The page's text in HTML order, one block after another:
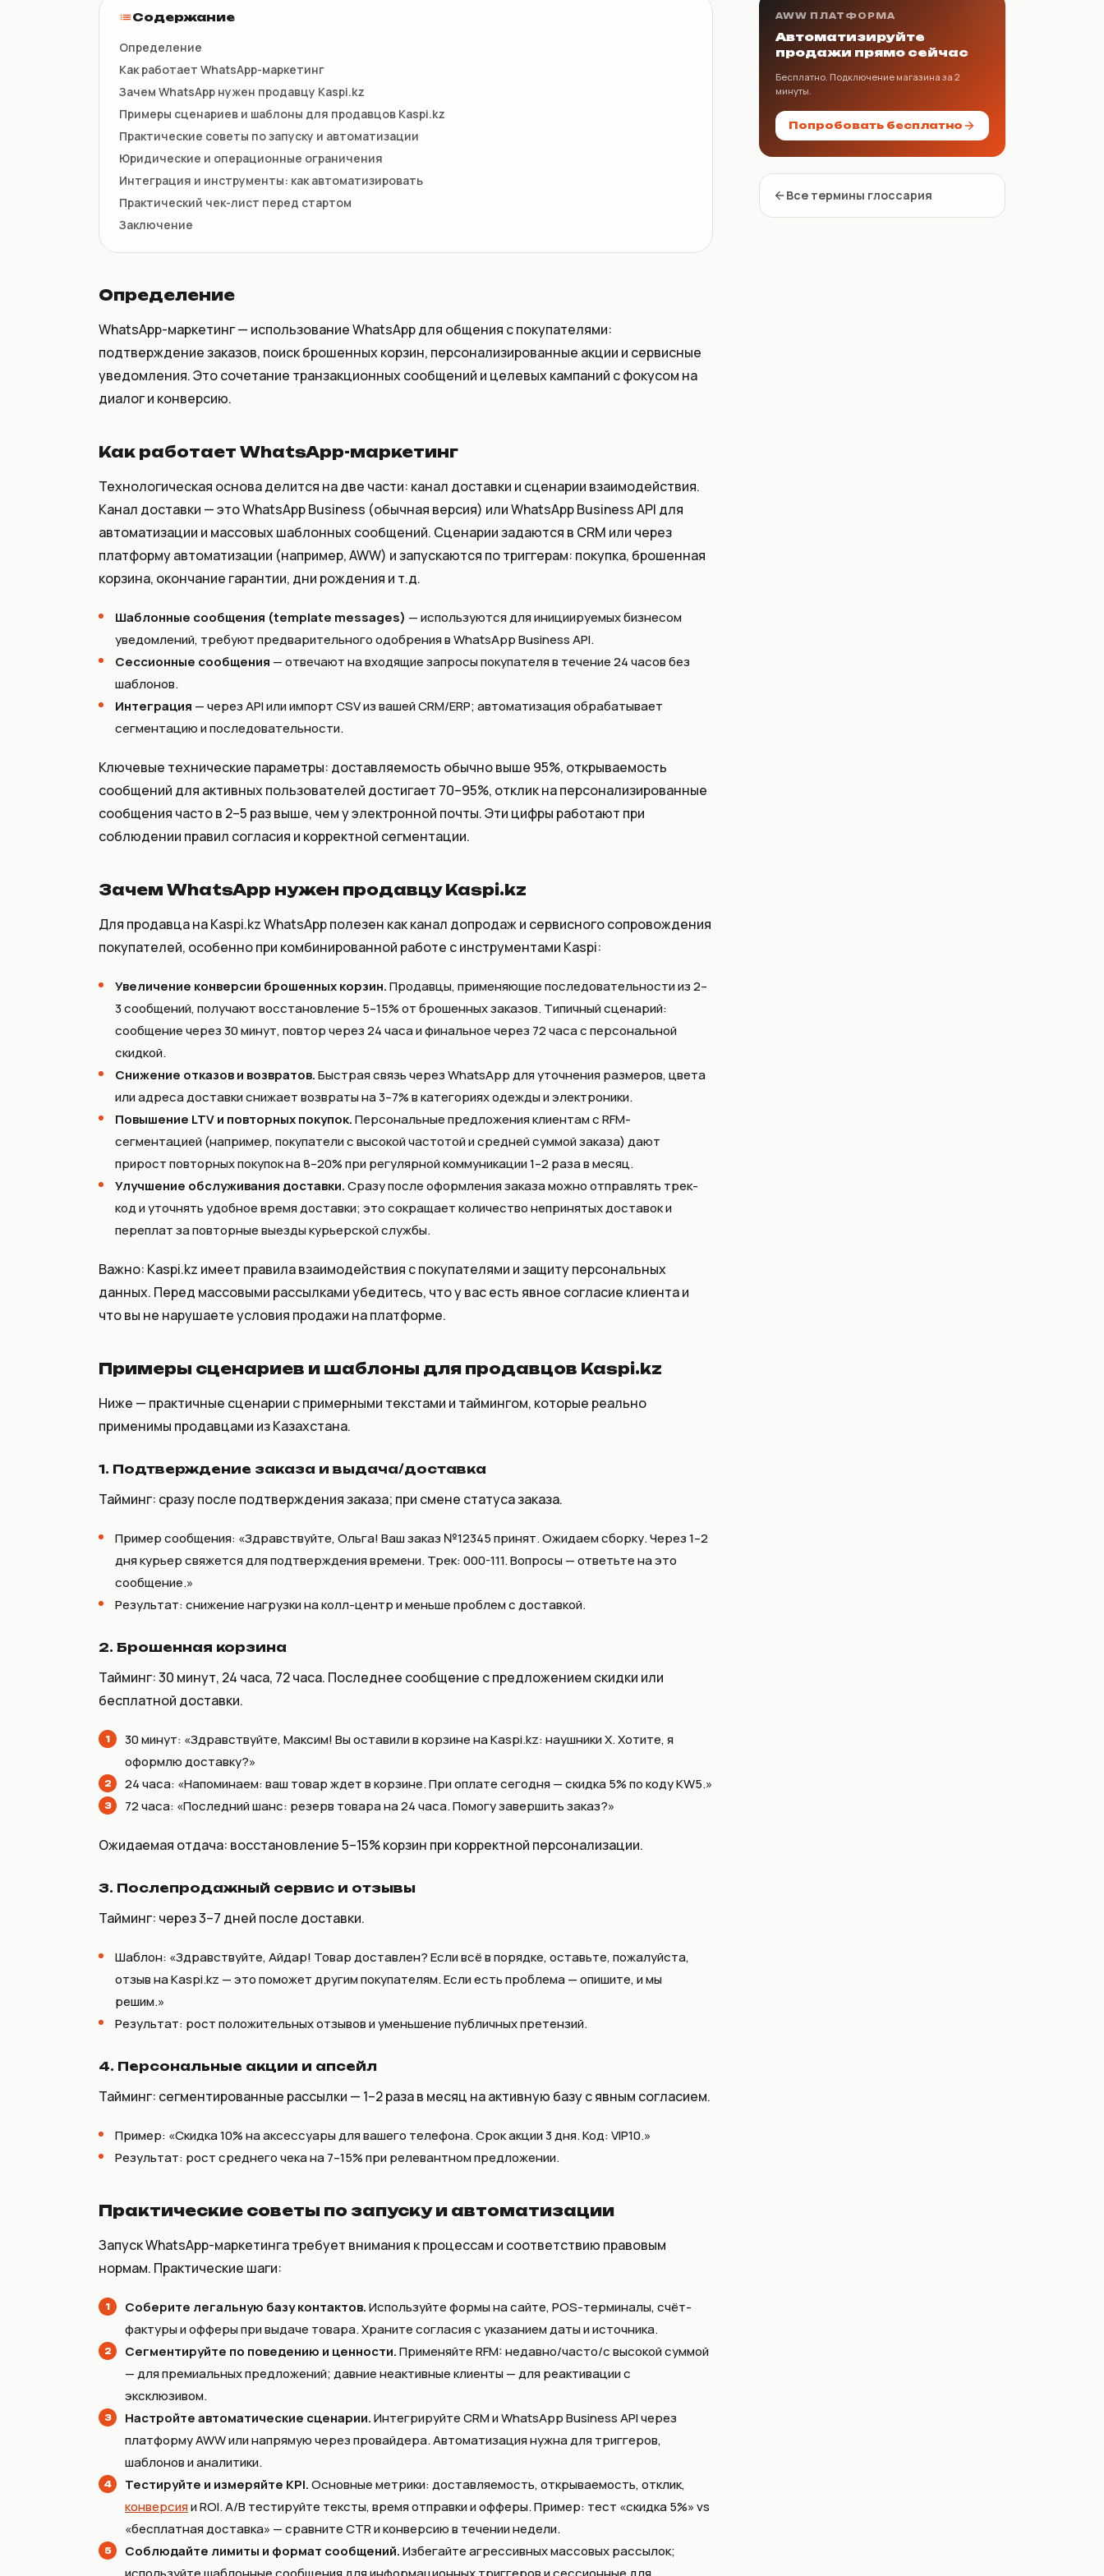
НКТ / NTIN
июля
Содержание
Определение
Как работает WhatsApp-маркетинг
Зачем WhatsApp нужен продавцу Kaspi.kz
Примеры сценариев и шаблоны для продавцов Kaspi.kz
Практические советы по запуску и автоматизации
Юридические и операционные ограничения
Интеграция и инструменты: как автоматизировать
Практический чек-лист перед стартом
Заключение
Определение
WhatsApp-маркетинг — использование WhatsApp для общения с покупателями:
подтверждение заказов, поиск брошенных корзин, персонализированные акции и сервисные
уведомления. Это сочетание транзакционных сообщений и целевых кампаний с фокусом на
диалог и конверсию.
Как работает WhatsApp-маркетинг
Технологическая основа делится на две части: канал доставки и сценарии взаимодействия.
Канал доставки — это WhatsApp Business (обычная версия) или WhatsApp Business API для
автоматизации и массовых шаблонных сообщений. Сценарии задаются в CRM или через
платформу автоматизации (например, AWW) и запускаются по триггерам: покупка, брошенная
корзина, окончание гарантии, дни рождения и т.д.
Шаблонные сообщения (template messages) — используются для инициируемых бизнесом
уведомлений, требуют предварительного одобрения в WhatsApp Business API.
Сессионные сообщения — отвечают на входящие запросы покупателя в течение 24 часов без
шаблонов.
Интеграция — через API или импорт CSV из вашей CRM/ERP; автоматизация обрабатывает
сегментацию и последовательности.
Ключевые технические параметры: доставляемость обычно выше 95%, открываемость
сообщений для активных пользователей достигает 70–95%, отклик на персонализированные
сообщения часто в 2–5 раз выше, чем у электронной почты. Эти цифры работают при
соблюдении правил согласия и корректной сегментации.
Зачем WhatsApp нужен продавцу Kaspi.kz
Для продавца на Kaspi.kz WhatsApp полезен как канал допродаж и сервисного сопровождения
покупателей, особенно при комбинированной работе с инструментами Kaspi:
Увеличение конверсии брошенных корзин.Продавцы, применяющие последовательности из 2–
3 сообщений, получают восстановление 5–15% от брошенных заказов. Типичный сценарий:
сообщение через 30 минут, повтор через 24 часа и финальное через 72 часа с персональной
скидкой.
Снижение отказов и возвратов.Быстрая связь через WhatsApp для уточнения размеров, цвета
или адреса доставки снижает возвраты на 3–7% в категориях одежды и электроники.
Повышение LTV и повторных покупок.Персональные предложения клиентам с RFM-
сегментацией (например, покупатели с высокой частотой и средней суммой заказа) дают
прирост повторных покупок на 8–20% при регулярной коммуникации 1–2 раза в месяц.
Улучшение обслуживания доставки.Сразу после оформления заказа можно отправлять трек-
код и уточнять удобное время доставки; это сокращает количество непринятых доставок и
переплат за повторные выезды курьерской службы.
Важно: Kaspi.kz имеет правила взаимодействия с покупателями и защиту персональных
данных. Перед массовыми рассылками убедитесь, что у вас есть явное согласие клиента и
что вы не нарушаете условия продажи на платформе.
Примеры сценариев и шаблоны для продавцов Kaspi.kz
Ниже — практичные сценарии с примерными текстами и таймингом, которые реально
применимы продавцами из Казахстана.
1. Подтверждение заказа и выдача/доставка
Тайминг: сразу после подтверждения заказа; при смене статуса заказа.
Пример сообщения: «Здравствуйте, Ольга! Ваш заказ №12345 принят. Ожидаем сборку. Через 1–2
дня курьер свяжется для подтверждения времени. Трек: 000-111. Вопросы — ответьте на это
сообщение.»
Результат: снижение нагрузки на колл-центр и меньше проблем с доставкой.
2. Брошенная корзина
Тайминг: 30 минут, 24 часа, 72 часа. Последнее сообщение с предложением скидки или
бесплатной доставки.
30 минут: «Здравствуйте, Максим! Вы оставили в корзине на Kaspi.kz: наушники X. Хотите, я
оформлю доставку?»
24 часа: «Напоминаем: ваш товар ждет в корзине. При оплате сегодня — скидка 5% по коду KW5.»
72 часа: «Последний шанс: резерв товара на 24 часа. Помогу завершить заказ?»
Ожидаемая отдача: восстановление 5–15% корзин при корректной персонализации.
3. Послепродажный сервис и отзывы
Тайминг: через 3–7 дней после доставки.
Шаблон: «Здравствуйте, Айдар! Товар доставлен? Если всё в порядке, оставьте, пожалуйста,
отзыв на Kaspi.kz — это поможет другим покупателям. Если есть проблема — опишите, и мы
решим.»
Результат: рост положительных отзывов и уменьшение публичных претензий.
4. Персональные акции и апсейл
Тайминг: сегментированные рассылки — 1–2 раза в месяц на активную базу с явным согласием.
Пример: «Скидка 10% на аксессуары для вашего телефона. Срок акции 3 дня. Код: VIP10.»
Результат: рост среднего чека на 7–15% при релевантном предложении.
Практические советы по запуску и автоматизации
Запуск WhatsApp-маркетинга требует внимания к процессам и соответствию правовым
нормам. Практические шаги:
Соберите легальную базу контактов.Используйте формы на сайте, POS-терминалы, счёт-
фактуры и офферы при выдаче товара. Храните согласия с указанием даты и источника.
Сегментируйте по поведению и ценности.Применяйте RFM: недавно/часто/с высокой суммой
— для премиальных предложений; давние неактивные клиенты — для реактивации с
эксклюзивом.
Настройте автоматические сценарии.Интегрируйте CRM и WhatsApp Business API через
платформу AWW или напрямую через провайдера. Автоматизация нужна для триггеров,
шаблонов и аналитики.
Тестируйте и измеряйте KPI.Основные метрики: доставляемость, открываемость, отклик,
конверсияи ROI. A/B тестируйте тексты, время отправки и офферы. Пример: тест «скидка 5%» vs
«бесплатная доставка» — сравните CTR и конверсию в течении недели.
Соблюдайте лимиты и формат сообщений.Избегайте агрессивных массовых рассылок;
AWW ПЛАТФОРМА
Автоматизируйте
продажи прямо сейчас
Бесплатно. Подключение магазина за 2
минуты.
Попробовать бесплатно
Все термины глоссария